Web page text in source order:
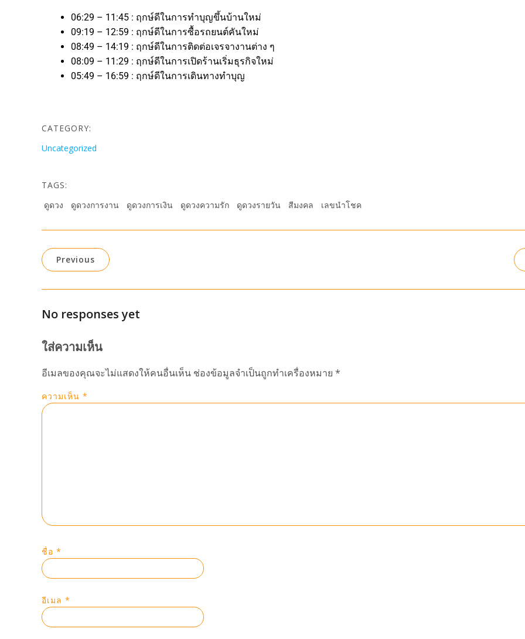
06:29 – 11:45 : ฤกษ์ดีในการทำบุญขึ้นบ้านใหม่
09:19 – 12:59 : ฤกษ์ดีในการซื้อรถยนต์คันใหม่
08:49 – 14:19 : ฤกษ์ดีในการติดต่อเจรจางานต่าง ๆ
08:09 – 11:29 : ฤกษ์ดีในการเปิดร้านเริ่มธุรกิจใหม่
05:49 – 16:59 : ฤกษ์ดีในการเดินทางทำบุญ
CATEGORY:
Uncategorized
TAGS:
ดูดวง
ดูดวงการงาน ดูดวงการเงิน ดูดวงความรัก ดูดวงรายวัน สีมงคล เลขนำโชค
Previous
No responses yet
ใส่ความเห็น
อีเมลของคุณจะไม่แสดงให้คนอื่นเห็น ช่องข้อมูลจำเป็นถูกทำเครื่องหมาย *
ความเห็น *
ชื่อ *
อีเมล *